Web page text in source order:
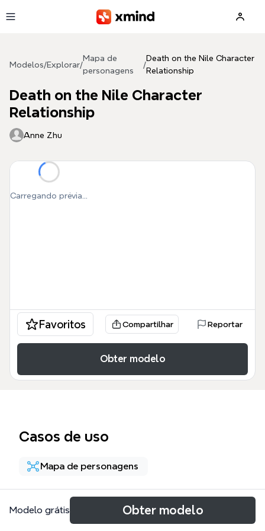
Modelos/Explorar/
Mapa de
personagens
/
Death on the Nile Character
Relationship
Death on the Nile Character
Relationship
Anne Zhu
Carregando prévia...
Favoritos Compartilhar Reportar
Obter modelo
Casos de uso
Mapa de personagens
Sobre
Modelo grátis Obter modelo